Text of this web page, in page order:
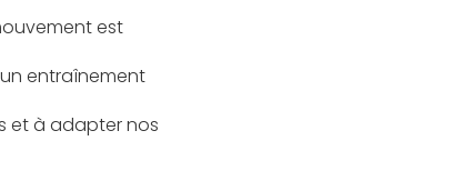
est
entraînement
et à adapter nos